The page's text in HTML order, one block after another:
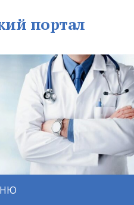
портал